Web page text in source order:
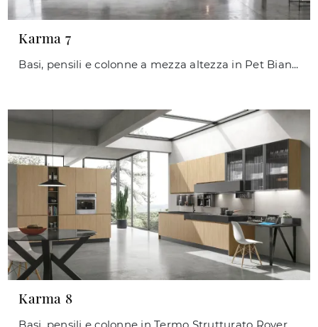
Karma 7
Basi, pensili e colonne a mezza altezza in Pet Bianco Assoluto opaco. Schienale in Fenix Nero Ingo. Top Quarzo Absolute White. Elementi a giorno i ...
Karma 8
Basi, pensili e colonne in Termo Strutturato Rovere Essenza. Top HPL Ossido, schienale in Fenix Castoro Ottawa. Piano snack in Fenix Nero Ingo.